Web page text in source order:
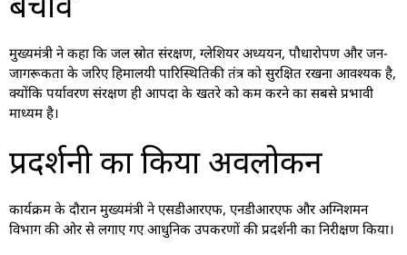
मुख्यमंत्री ने कहा कि जल स्रोत संरक्षण, ग्लेशियर अध्ययन, पौधारोपण और जन-
जागरूकता के जरिए हिमालयी पारिस्थितिकी तंत्र को सुरक्षित रखना आवश्यक है,
क्योंकि पर्यावरण संरक्षण ही आपदा के खतरे को कम करने का सबसे प्रभावी
माध्यम है।
प्रदर्शनी का किया अवलोकन
कार्यक्रम के दौरान मुख्यमंत्री ने एसडीआरएफ, एनडीआरएफ और अग्निशमन
विभाग की ओर से लगाए गए आधुनिक उपकरणों की प्रदर्शनी का निरीक्षण किया।